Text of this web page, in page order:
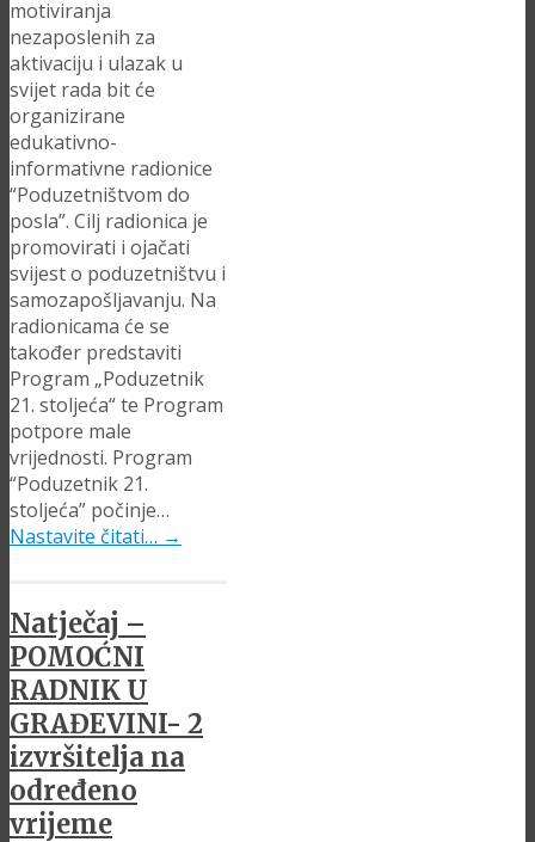
motiviranja
nezaposlenih za
aktivaciju i ulazak u
svijet rada bit će
organizirane
edukativno-
informativne radionice
“Poduzetništvom do
posla”. Cilj radionica je
promovirati i ojačati
svijest o poduzetništvu i
samozapošljavanju. Na
radionicama će se
također predstaviti
Program „Poduzetnik
21. stoljeća“ te Program
potpore male
vrijednosti. Program
“Poduzetnik 21.
stoljeća” počinje…
Nastavite čitati… →
Natječaj –
POMOĆNI
RADNIK U
GRAĐEVINI- 2
izvršitelja na
određeno
vrijeme